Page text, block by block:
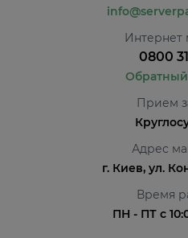
Интернет
0800
Прием
Адрес
г. Киев, ул.
Время
ПН - ПТ с